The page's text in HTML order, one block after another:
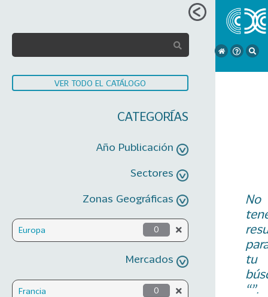
VER TODO EL CATÁLOGO
CATEGORÍAS
Año Publicación
Sectores
Zonas Geográficas
Europa 0
Mercados
Francia 0
No
tu
“”.